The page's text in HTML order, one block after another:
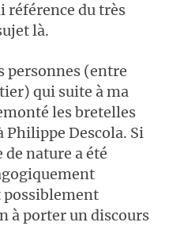
référence du très
là.
personnes (entre
qui suite à ma
les bretelles
Philippe Descola. Si
nature a été
à porter un discours